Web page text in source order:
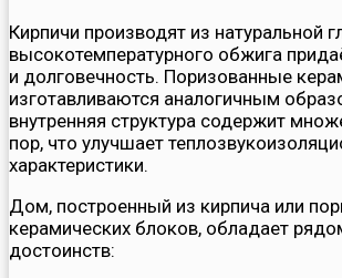
Кирпичи производят из натуральной
высокотемпературного обжига
и долговечность. Поризованные
изготавливаются аналогичным
внутренняя структура содержит
пор, что улучшает
характеристики.
Дом, построенный из кирпича или
керамических блоков, обладает
достоинств: